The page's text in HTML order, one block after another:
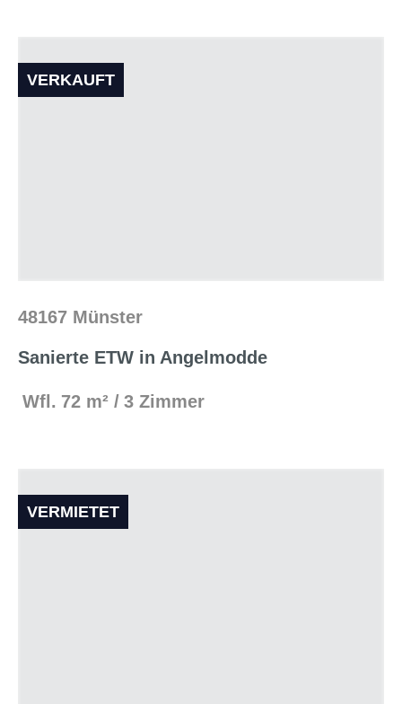
VERKAUFT
48167 Münster
Sanierte ETW in Angelmodde
Wfl. 72 m² 3 Zimmer
VERMIETET